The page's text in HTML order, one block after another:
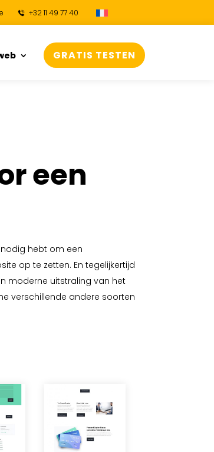
+32 11 49 77 40
GRATIS TESTEN
een
hebt om een
op te zetten. En tegelijkertijd
moderne uitstraling van het
verschillende andere soorten